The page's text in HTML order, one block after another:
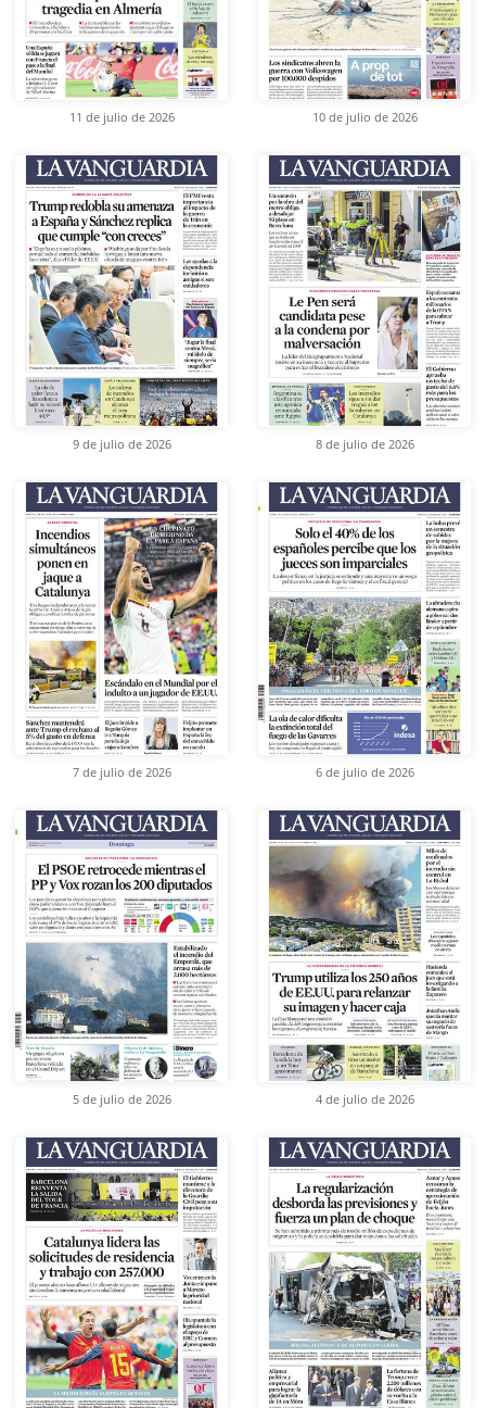
11 de julio de 2026 10 de julio de 2026
9 de julio de 2026 8 de julio de 2026
7 de julio de 2026 6 de julio de 2026
5 de julio de 2026 4 de julio de 2026